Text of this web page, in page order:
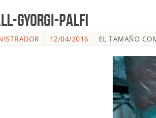
gyorgi-palfi
12/04/2016 EL TAMAÑO